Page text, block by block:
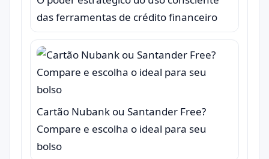
das ferramentas de crédito financeiro
Cartão Nubank ou Santander Free?
Compare e escolha o ideal para seu
bolso